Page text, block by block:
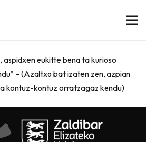
eukitte bena ta kurioso
– (Azaltxo bat izaten zen, azpian
kontuz-kontuz orratzagaz kendu)